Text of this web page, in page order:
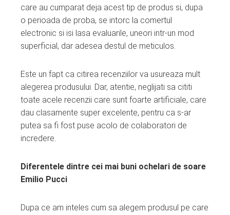
care au cumparat deja acest tip de produs si, dupa
o perioada de proba, se intorc la comertul
electronic si isi lasa evaluarile, uneori intr-un mod
superficial, dar adesea destul de meticulos.
Este un fapt ca citirea recenziilor va usureaza mult
alegerea produsului. Dar, atentie, neglijati sa cititi
toate acele recenzii care sunt foarte artificiale, care
dau clasamente super excelente, pentru ca s-ar
putea sa fi fost puse acolo de colaboratori de
incredere.
Diferentele dintre cei mai buni ochelari de soare
Emilio Pucci
Dupa ce am inteles cum sa alegem produsul pe care